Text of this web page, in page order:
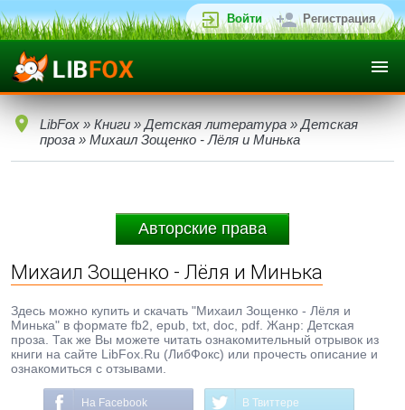
Войти Регистрация
LibFox » Книги » Детская литература » Детская
проза » Михаил Зощенко - Лёля и Минька
Авторские права
Михаил Зощенко - Лёля и Минька
Здесь можно купить и скачать "Михаил Зощенко - Лёля и
Минька" в формате fb2, epub, txt, doc, pdf. Жанр: Детская
проза. Так же Вы можете читать ознакомительный отрывок из
книги на сайте LibFox.Ru (ЛибФокс) или прочесть описание и
ознакомиться с отзывами.
На Facebook В Твиттере